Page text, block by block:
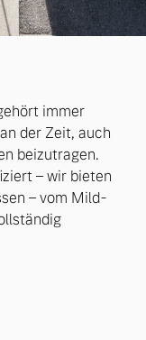
immer
der Zeit, auch
beizutragen.
– wir bieten
– vom Mild-